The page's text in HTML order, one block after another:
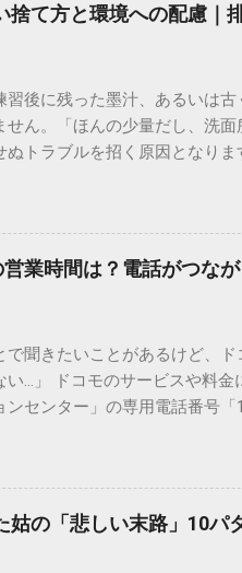
捨て方と環境への配慮｜
習後に残った墨汁、あるいは
せん。「ほんの少量だし、洗
ぬトラブルを招く原因となり
かつ環境に優しい方法で処分
てはいけない」3つの理由 墨
独特の粘性を持っているため
含まれる煤の粒子は極めて微
容易ではありません。大量に
排水管内で墨汁が冷えて付着
は配管トラブルが起きやすく
ーロー製のシンクに墨汁が付
。 環境を守る！家庭でできる
ルです。以下のいずれかの方
最も手軽で確実な方法は、液
営業時間は？電話がつな
で聞きたいことがあるけど、
い…」 ドコモのサービスや料
ンセンター」の専用電話番号
の営業時間や、電話が繋が
コモ151の営業時間は午前9時
午前9時から午後8時まで です
8時まで」と覚えておけば、仕
携帯電話から151にダイヤルす
姑の「悲しい末路」10パ